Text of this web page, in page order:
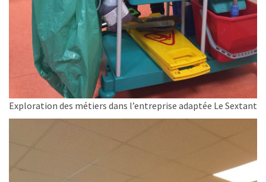
Exploration des métiers dans l’entreprise adaptée Le Sextant